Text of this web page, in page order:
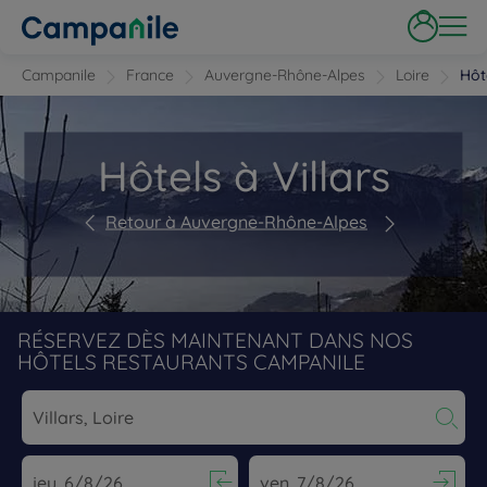
Campanile France Auvergne-Rhône-Alpes Loire
Hôtels à Villars
Retour à Auvergne-Rhône-Alpes
RÉSERVEZ DÈS MAINTENANT DANS NOS
HÔTELS RESTAURANTS CAMPANILE